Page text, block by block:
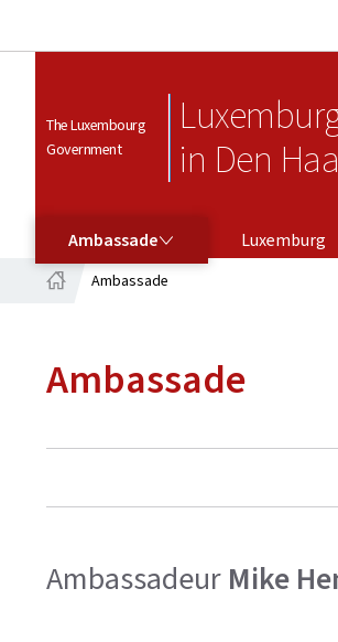
The Luxembourg
Government
in Den
Ambassade Luxemburg
Ambassade
Ambassade
Ambassadeur Mike